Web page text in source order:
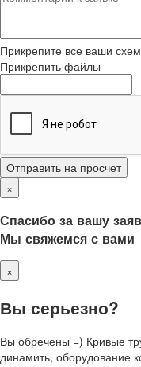
Прикрепите все ваши
Прикрепить файлы
Отправить на просчет
×
Спасибо за вашу
Мы свяжемся с вами
×
Вы серьезно?
Вы обречены =) Кривые
динамить, оборудование